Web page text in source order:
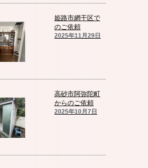
姫路市網干区で
のご依頼
2025年11月29日
高砂市阿弥陀町
からのご依頼
2025年10月7日